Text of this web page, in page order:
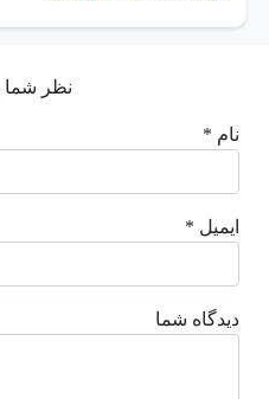
نظر
نام *
ایمیل *
دیدگاه شما